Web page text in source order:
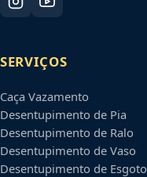
SERVIÇOS
Caça Vazamento
Desentupimento de Pia
Desentupimento de Ralo
Desentupimento de Vaso
Desentupimento de Esgoto